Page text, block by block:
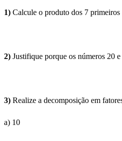
1) Calcule o produto dos 7 primeiros
2) Justifique porque os números 20
3) Realize a decomposição em
a) 10